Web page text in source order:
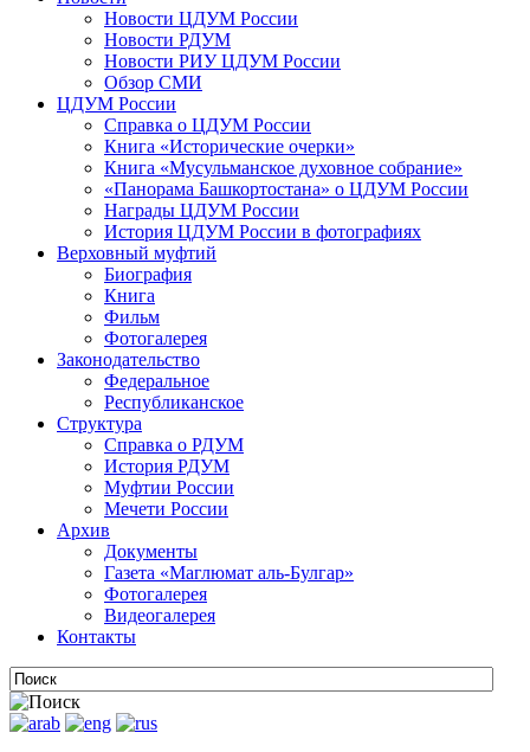
Новости ЦДУМ России
Новости РДУМ
Новости РИУ ЦДУМ России
Обзор СМИ
ЦДУМ России
Справка о ЦДУМ России
Книга «Исторические очерки»
Книга «Мусульманское духовное собрание»
«Панорама Башкортостана» о ЦДУМ России
Награды ЦДУМ России
История ЦДУМ России в фотографиях
Верховный муфтий
Биография
Книга
Фильм
Фотогалерея
Законодательство
Федеральное
Республиканское
Структура
Справка о РДУМ
История РДУМ
Муфтии России
Мечети России
Архив
Документы
Газета «Маглюмат аль-Булгар»
Фотогалерея
Видеогалерея
Контакты